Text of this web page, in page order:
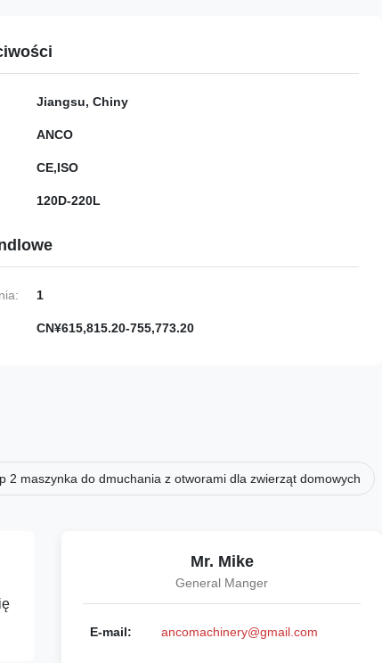
Jiangsu, Chiny
ANCO
CE,ISO
120D-220L
1
CN¥615,815.20-755,773.20
2 maszynka do dmuchania z otworami dla zwierząt domowych
Mr. Mike
General Manger
E-mail: ancomachinery@gmail.com